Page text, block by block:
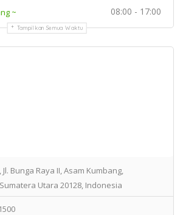
~ 08:00 - 17:00
Tampilkan Semua Waktu
Bunga Raya II, Asam Kumbang,
Utara 20128, Indonesia